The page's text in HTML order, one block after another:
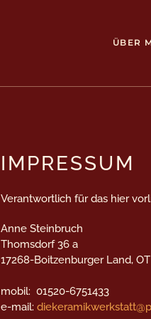
ÜBER
IMPRESSUM
Verantwortlich für das hier
Anne Steinbruch
Thomsdorf 36 a
17268-Boitzenburger Land,
mobil: 01520-6751433
e-mail: